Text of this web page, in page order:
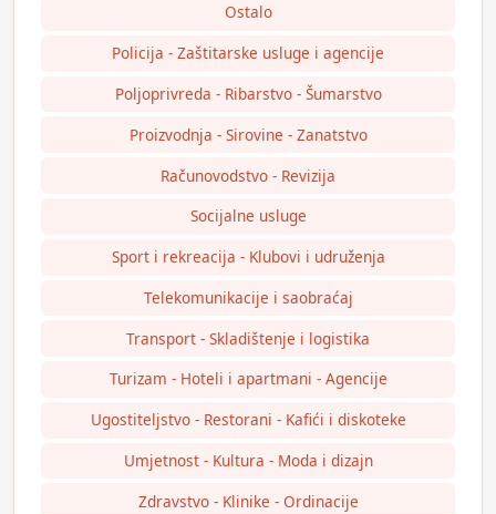
Ostalo
Policija - Zaštitarske usluge i agencije
Poljoprivreda - Ribarstvo - Šumarstvo
Proizvodnja - Sirovine - Zanatstvo
Računovodstvo - Revizija
Socijalne usluge
Sport i rekreacija - Klubovi i udruženja
Telekomunikacije i saobraćaj
Transport - Skladištenje i logistika
Turizam - Hoteli i apartmani - Agencije
Ugostiteljstvo - Restorani - Kafići i diskoteke
Umjetnost - Kultura - Moda i dizajn
Zdravstvo - Klinike - Ordinacije